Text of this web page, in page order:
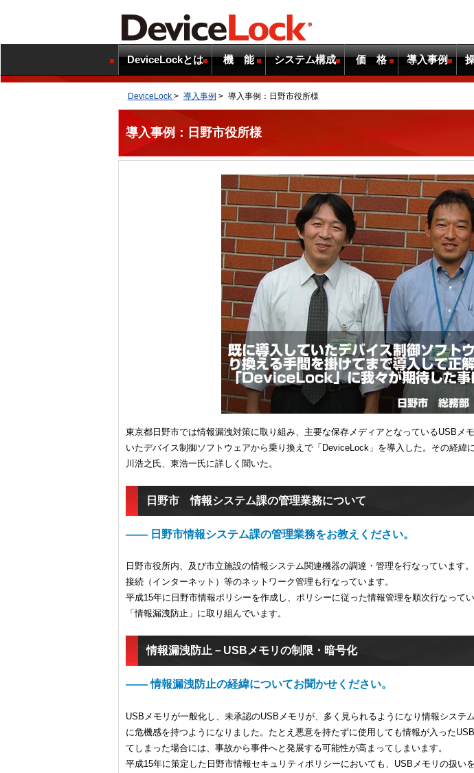
DeviceLockとは 機 能 システム構成 価 格 導入事例
DeviceLock > 導入事例 > 導入事例：日野市役所様
導入事例：日野市役所様
東京都日野市では情報漏洩対策に取り組み、主要な保存メディアとなっているUSBメ
いたデバイス制御ソフトウェアから乗り換えで「DeviceLock」を導入した。その経緯
川浩之氏、東浩一氏に詳しく聞いた。
日野市 情報システム課の管理業務について
―― 日野市情報システム課の管理業務をお教えください。
日野市役所内、及び市立施設の情報システム関連機器の調達・管理を行なっています
接続（インターネット）等のネットワーク管理も行なっています。
平成15年に日野市情報ポリシーを作成し、ポリシーに従った情報管理を順次行なって
「情報漏洩防止」に取り組んでいます。
情報漏洩防止－USBメモリの制限・暗号化
―― 情報漏洩防止の経緯についてお聞かせください。
USBメモリが一般化し、未承認のUSBメモリが、多く見られるようになり情報システ
に危機感を持つようになりました。たとえ悪意を持たずに使用しても情報が入った
てしまった場合には、事故から事件へと発展する可能性が高まってしまいます。
平成15年に策定した日野市情報セキュリティポリシーにおいても、USBメモリの扱いを